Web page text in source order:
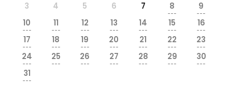
3
4 5 6 7 8
---
9
---
10
---
11
---
12
---
13
---
14
---
15
---
16
---
17
---
18
---
19
---
20
---
21
---
22
---
23
---
24
---
25
---
26
---
27
---
28
---
29
---
30
---
31
---